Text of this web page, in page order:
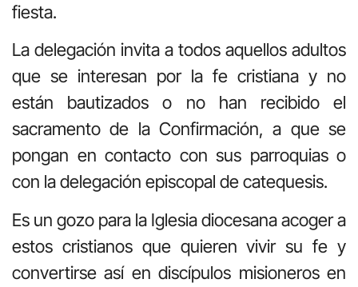
fiesta.
La delegación invita a todos aquellos adultos
que se interesan por la fe cristiana y no
están bautizados o no han recibido el
sacramento de la Confirmación, a que se
pongan en contacto con sus parroquias o
con la delegación episcopal de catequesis.
Es un gozo para la Iglesia diocesana acoger a
estos cristianos que quieren vivir su fe y
convertirse así en discípulos misioneros en